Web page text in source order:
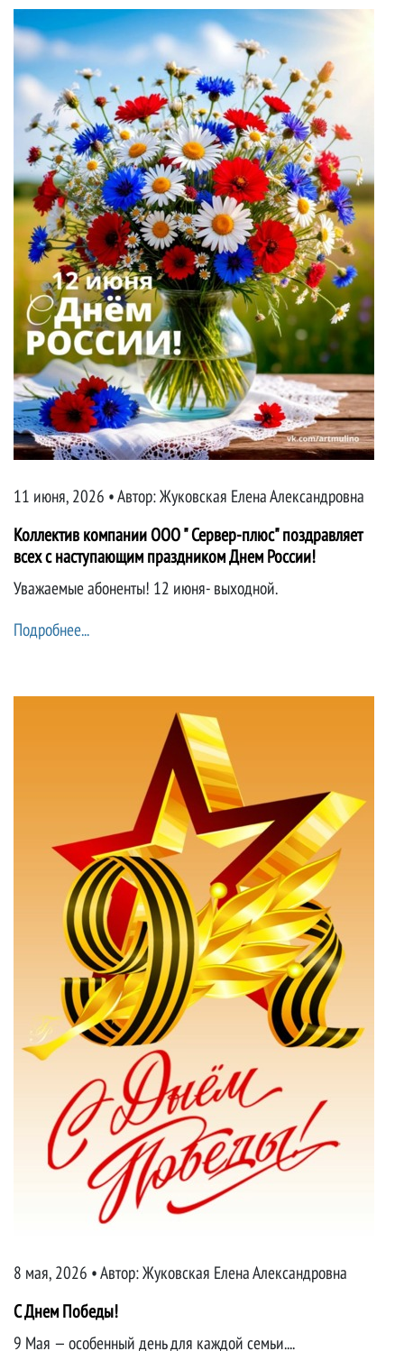
Новости компании
11 июня, 2026 • Автор:Жуковская Елена Александровна
Коллектив компании ООО " Сервер-плюс" поздравляет
всех с наступающим праздником Днем России!
Уважаемые абоненты! 12 июня- выходной.
Подробнее...
8 мая, 2026 • Автор:Жуковская Елена Александровна
С Днем Победы!
9 Мая — особенный день для каждой семьи....